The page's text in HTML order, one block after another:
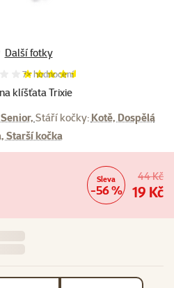
klíšťata Trixie
Hodnocení 91%, počet hodnocení:
7×hodnocení
Stáří kočky: Kotě, Dospělá
Starší kočka
Sleva
-56 %
44 Kč
19 Kč
Další fotky